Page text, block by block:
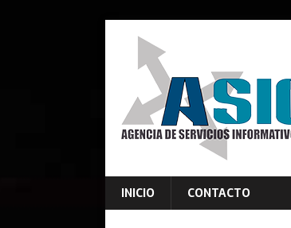
INICIO CONTACTO